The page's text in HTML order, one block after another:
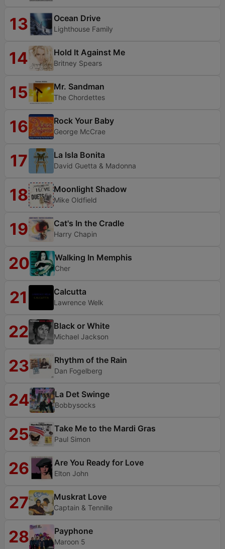
13 Ocean Drive
Lighthouse Family
14 Hold It Against Me
Britney Spears
15 Mr. Sandman
The Chordettes
16 Rock Your Baby
George McCrae
17 La Isla Bonita
David Guetta & Madonna
18 Moonlight Shadow
Mike Oldfield
19 Cat's In the Cradle
Harry Chapin
20 Walking In Memphis
Cher
21 Calcutta
Lawrence Welk
22 Black or White
Michael Jackson
23 Rhythm of the Rain
Dan Fogelberg
24 La Det Swinge
Bobbysocks
25 Take Me to the Mardi Gras
Paul Simon
26 Are You Ready for Love
Elton John
27 Muskrat Love
Captain & Tennille
28 Payphone
Maroon 5